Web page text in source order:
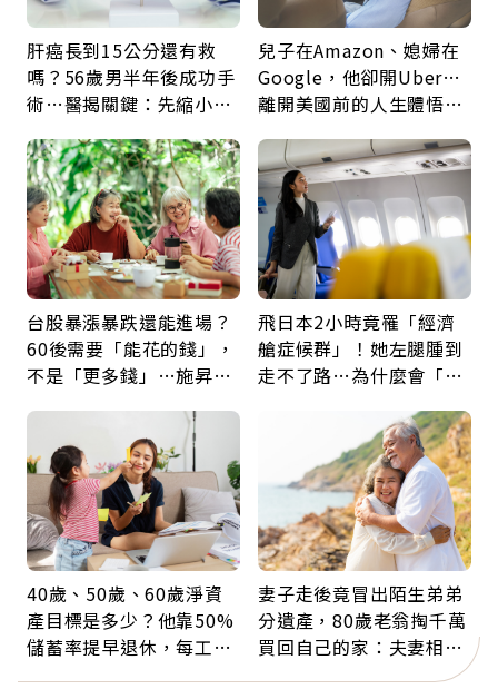
肝癌長到15公分還有救
嗎？56歲男半年後成功手
術…醫揭關鍵：先縮小腫
兒子在Amazon、媳婦在
Google，他卻開Uber…
離開美國前的人生體悟：
台股暴漲暴跌還能進場？
60後需要「能花的錢」，
不是「更多錢」…施昇
飛日本2小時竟罹「經濟
艙症候群」！她左腿腫到
走不了路…為什麼會「靜
40歲、50歲、60歲淨資
產目標是多少？他靠50%
儲蓄率提早退休，每工作
妻子走後竟冒出陌生弟弟
分遺產，80歲老翁掏千萬
買回自己的家：夫妻相守
60年，卻輸給一個名字